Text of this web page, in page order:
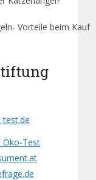
Vorteile beim Kauf
test.de
Öko-Test